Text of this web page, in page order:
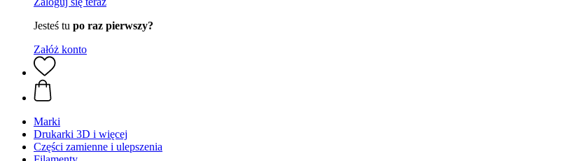
Jesteś tu po raz pierwszy?
Załóż konto
Marki
Drukarki 3D i więcej
Części zamienne i ulepszenia